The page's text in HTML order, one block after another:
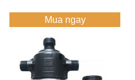
từ
Mua ngay